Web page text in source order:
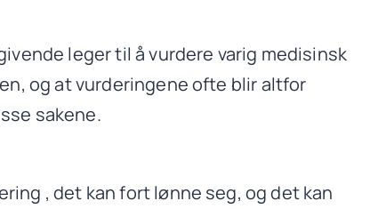
leger til å vurdere varig medisinsk
og at vurderingene ofte blir altfor
sakene.
, det kan fort lønne seg, og det kan